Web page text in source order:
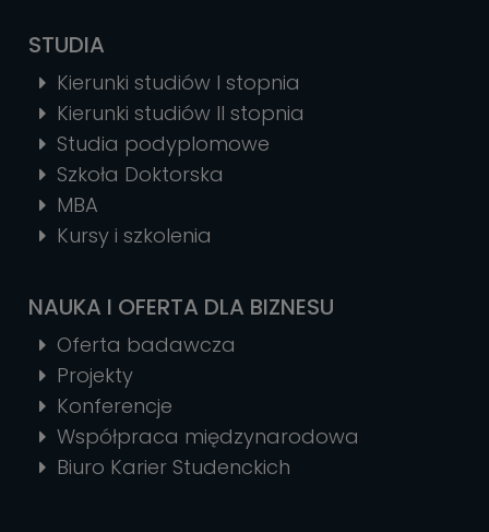
STUDIA
Kierunki studiów I stopnia
Kierunki studiów II stopnia
Studia podyplomowe
Szkoła Doktorska
MBA
Kursy i szkolenia
NAUKA I OFERTA DLA BIZNESU
Oferta badawcza
Projekty
Konferencje
Współpraca międzynarodowa
Biuro Karier Studenckich